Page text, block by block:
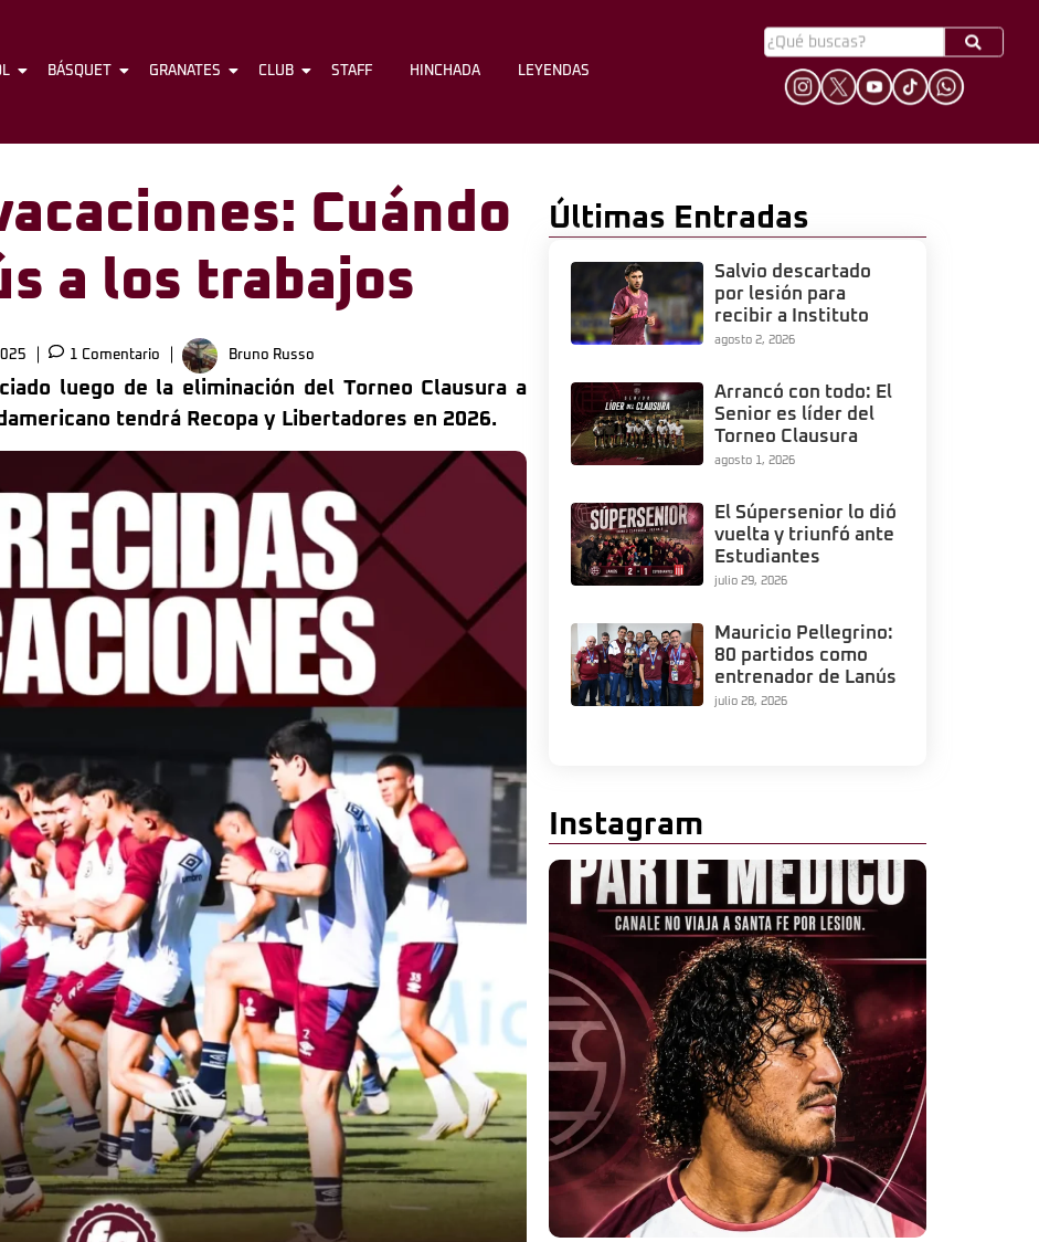
FÚTBOL BÁSQUET GRANATES CLUB STAFF HINCHADA
BÁSQUET GRANATES CLUB STAFF HINCHADA LEYENDAS
Cuándo
a los trabajos
1 Comentario Bruno Russo
luego de la eliminación del Torneo Clausura a
tendrá Recopa y Libertadores en 2026.
Últimas Entradas
Salvio descartado
por lesión para
recibir a Instituto
agosto 2, 2026
Arrancó con todo: El
Senior es líder del
Torneo Clausura
agosto 1, 2026
El Súpersenior lo dió
vuelta y triunfó ante
Estudiantes
julio 29, 2026
Mauricio Pellegrino:
80 partidos como
entrenador de Lanús
julio 28, 2026
Instagram